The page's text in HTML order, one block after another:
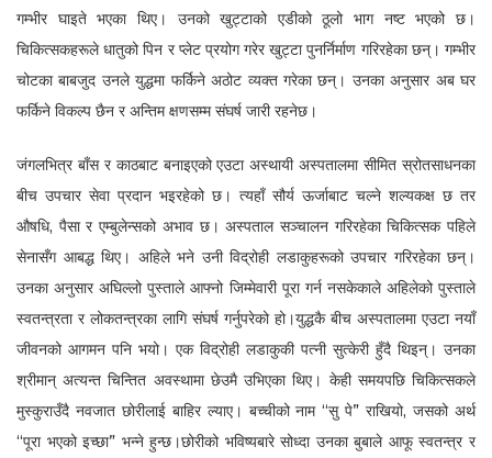
गम्भीर घाइते भएका थिए। उनको खुट्टाको एडीको ठूलो भाग नष्ट भएको छ।
चिकित्सकहरूले धातुको पिन र प्लेट प्रयोग गरेर खुट्टा पुनर्निर्माण गरिरहेका छन्। गम्भीर
चोटका बाबजुद उनले युद्धमा फर्किने अठोट व्यक्त गरेका छन्। उनका अनुसार अब घर
फर्किने विकल्प छैन र अन्तिम क्षणसम्म संघर्ष जारी रहनेछ।
जंगलभित्र बाँस र काठबाट बनाइएको एउटा अस्थायी अस्पतालमा सीमित स्रोतसाधनका
बीच उपचार सेवा प्रदान भइरहेको छ। त्यहाँ सौर्य ऊर्जाबाट चल्ने शल्यकक्ष छ तर
औषधि, पैसा र एम्बुलेन्सको अभाव छ। अस्पताल सञ्चालन गरिरहेका चिकित्सक पहिले
सेनासँग आबद्ध थिए। अहिले भने उनी विद्रोही लडाकुहरूको उपचार गरिरहेका छन्।
उनका अनुसार अघिल्लो पुस्ताले आफ्नो जिम्मेवारी पूरा गर्न नसकेकाले अहिलेको पुस्ताले
स्वतन्त्रता र लोकतन्त्रका लागि संघर्ष गर्नुपरेको हो।युद्धकै बीच अस्पतालमा एउटा नयाँ
जीवनको आगमन पनि भयो। एक विद्रोही लडाकुकी पत्नी सुत्केरी हुँदै थिइन्। उनका
श्रीमान् अत्यन्त चिन्तित अवस्थामा छेउमै उभिएका थिए। केही समयपछि चिकित्सकले
मुस्कुराउँदै नवजात छोरीलाई बाहिर ल्याए। बच्चीको नाम “सु पे” राखियो, जसको अर्थ
“पूरा भएको इच्छा” भन्ने हुन्छ।छोरीको भविष्यबारे सोध्दा उनका बुबाले आफू स्वतन्त्र र